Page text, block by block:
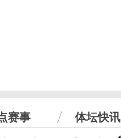
赛事 体坛快讯